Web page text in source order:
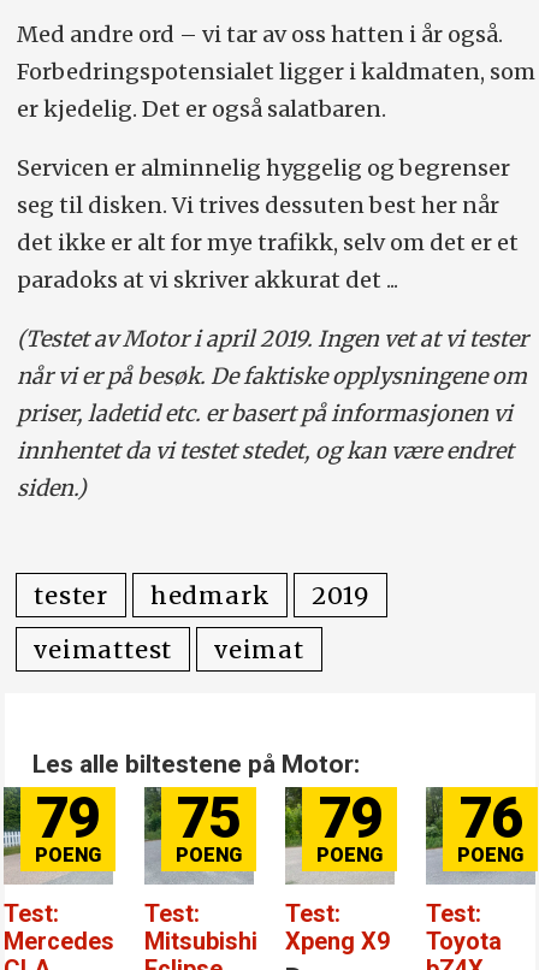
Med andre ord – vi tar av oss hatten i år også.
Forbedringspotensialet ligger i kaldmaten, som
er kjedelig. Det er også salatbaren.
Servicen er alminnelig hyggelig og begrenser
seg til disken. Vi trives dessuten best her når
det ikke er alt for mye trafikk, selv om det er et
paradoks at vi skriver akkurat det ...
(Testet av Motor i april 2019. Ingen vet at vi tester
når vi er på besøk. De faktiske opplysningene om
priser, ladetid etc. er basert på informasjonen vi
innhentet da vi testet stedet, og kan være endret
siden.)
tester hedmark
2019
veimattest
veimat
Les alle biltestene på Motor:
79
Test:
Mercedes
75
Test:
Mitsubishi
79
Test:
Xpeng X9
76
Test:
Toyota